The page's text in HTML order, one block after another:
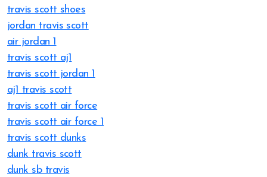
travis scott shoes
jordan travis scott
air jordan 1
travis scott aj1
travis scott jordan 1
aj1 travis scott
travis scott air force
travis scott air force 1
travis scott dunks
dunk travis scott
dunk sb travis